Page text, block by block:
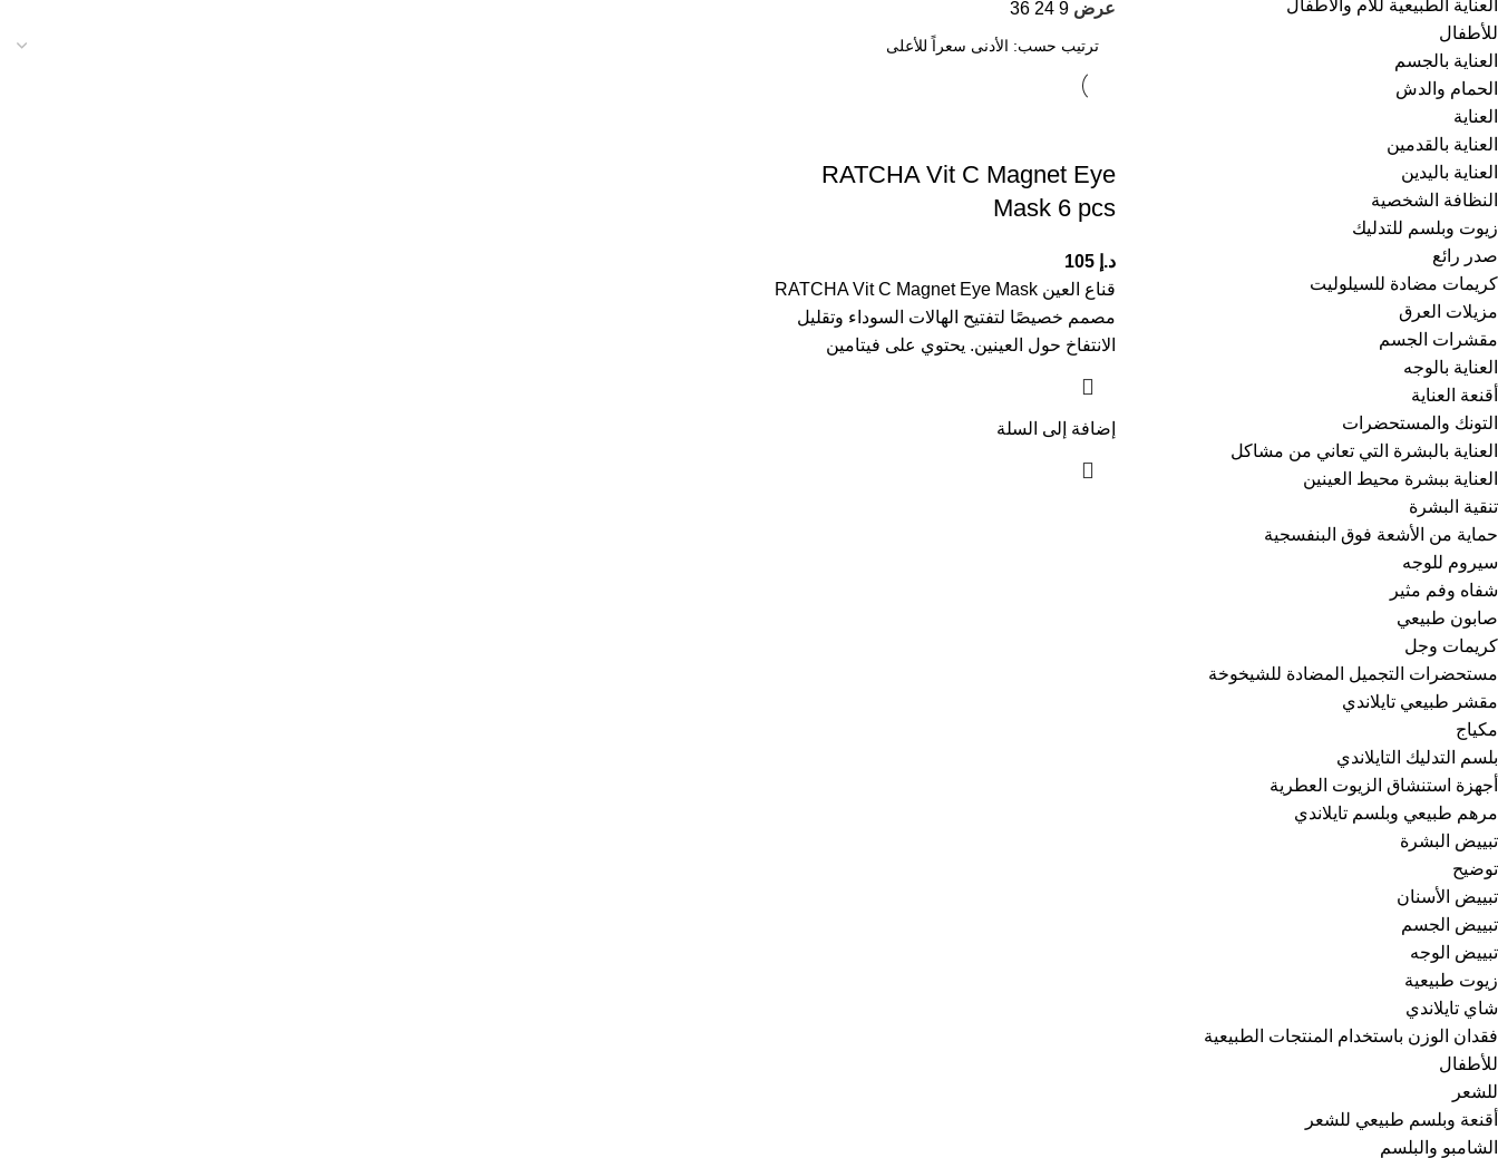
العناية الطبيعية للأم والأطفال
للأطفال
العناية بالجسم
الحمام والدش
العناية
العناية بالقدمين
العناية باليدين
النظافة الشخصية
زيوت وبلسم للتدليك
صدر رائع
كريمات مضادة للسيلوليت
مزيلات العرق
مقشرات الجسم
العناية بالوجه
أقنعة العناية
التونك والمستحضرات
العناية بالبشرة التي تعاني من مشاكل
العناية ببشرة محيط العينين
تنقية البشرة
حماية من الأشعة فوق البنفسجية
سيروم للوجه
شفاه وفم مثير
صابون طبيعي
كريمات وجل
مستحضرات التجميل المضادة للشيخوخة
مقشر طبيعي تايلاندي
مكياج
بلسم التدليك التايلاندي
أجهزة استنشاق الزيوت العطرية
مرهم طبيعي وبلسم تايلاندي
تبييض البشرة
توضيح
تبييض الأسنان
تبييض الجسم
تبييض الوجه
زيوت طبيعية
شاي تايلاندي
فقدان الوزن باستخدام المنتجات الطبيعية
للأطفال
للشعر
أقنعة وبلسم طبيعي للشعر
الشامبو والبلسم
عرض9
24
36
RATCHA Vit C Magnet Eye
Mask 6 pcs
د.إ 105
قناع العين RATCHA Vit C Magnet Eye Mask
مصمم خصيصًا لتفتيح الهالات السوداء وتقليل
الانتفاخ حول العينين. يحتوي على فيتامين
إضافة إلى السلة